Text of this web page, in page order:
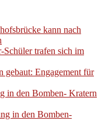
kann nach
Schüler trafen sich im
gebaut: Engagement für
in den Bomben- Kratern
in den Bomben-